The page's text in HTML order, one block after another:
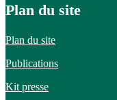
Plan du site
Plan du site
Publications
Kit presse